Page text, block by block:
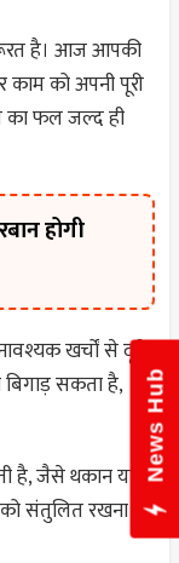
है। आज आपकी
काम को अपनी पूरी
का फल जल्द ही
होगी
खर्चों से दूरी
सकता है,
है, जैसे थकान या
को संतुलित रखना
News Hub